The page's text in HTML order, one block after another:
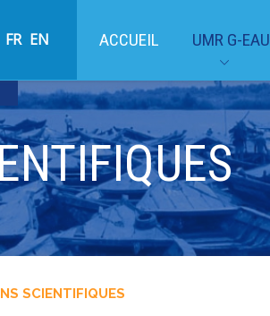
FR EN ACCUEIL UMR G-EAU
SCIENTIFIQUES